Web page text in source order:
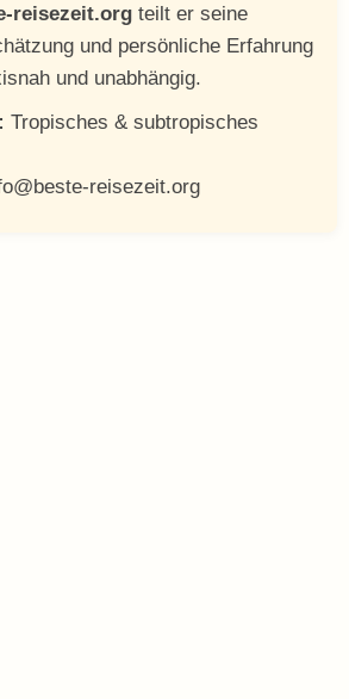
reisezeit.org teilt er seine
und persönliche Erfahrung
und unabhängig.
Tropisches & subtropisches
reisezeit.org